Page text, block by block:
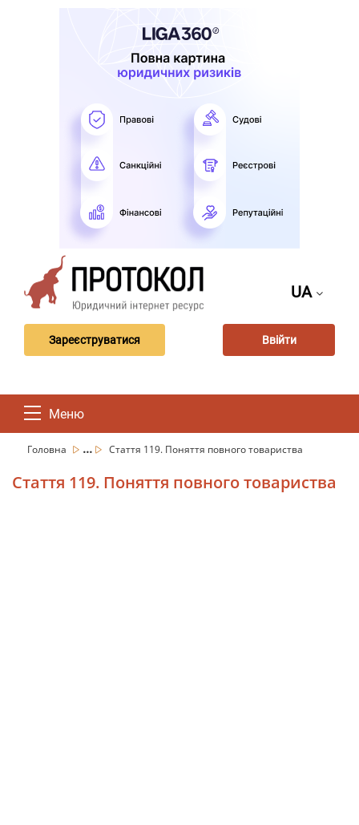
UA
Зареєструватися Ввійти
Меню
Головна ... Стаття 119. Поняття повного товариства
Стаття 119. Поняття повного товариства